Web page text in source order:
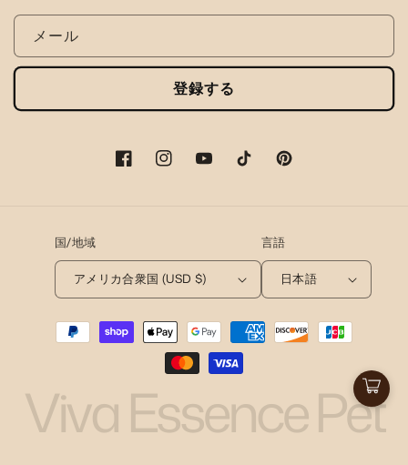
カ
ー
ト
メール
登録する
フ
ッ
ク
イ
ラ
ム
ユ
ブ
テ
ッ
ク
ピ
ス
ト
国/地域
アメリカ合衆国 (USD $)
言語
日本語
Viva Essence Pet